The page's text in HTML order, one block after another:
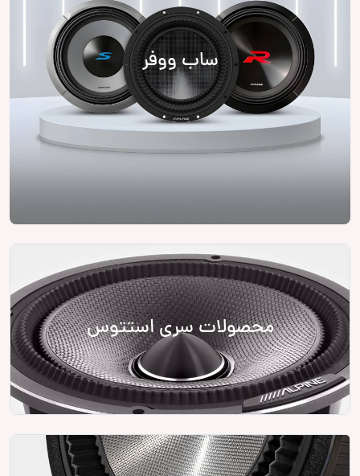
ساب ووفر
محصولات سری استتوس